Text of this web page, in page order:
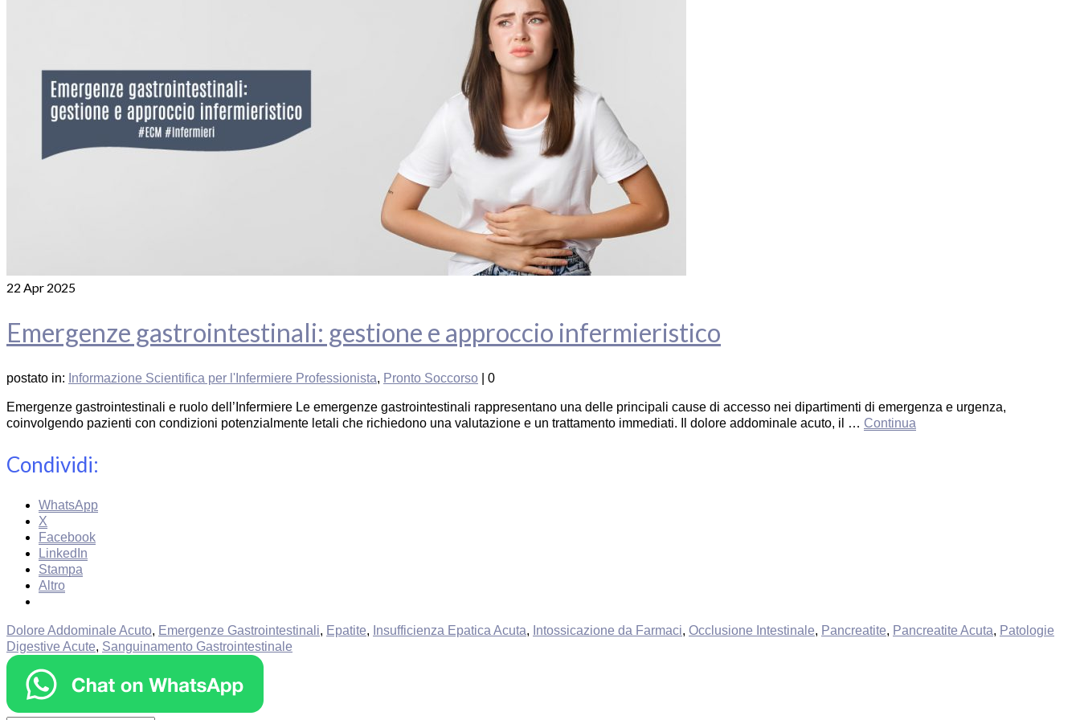
22 Apr 2025
Emergenze gastrointestinali: gestione e approccio infermieristico
postato in: Informazione Scientifica per l'Infermiere Professionista, Pronto Soccorso 0
Emergenze gastrointestinali e ruolo dell’Infermiere Le emergenze gastrointestinali rappresentano una delle principali cause di accesso nei dipartimenti di emergenza e urgenza,
coinvolgendo pazienti con condizioni potenzialmente letali che richiedono una valutazione e un trattamento immediati. Il dolore addominale acuto, il … Continua
Condividi:
WhatsApp
X
Facebook
LinkedIn
Stampa
Altro
Dolore Addominale Acuto, Emergenze Gastrointestinali, Epatite, Insufficienza Epatica Acuta, Intossicazione da Farmaci, Occlusione Intestinale, Pancreatite, Pancreatite Acuta, Patologie
Digestive Acute, Sanguinamento Gastrointestinale